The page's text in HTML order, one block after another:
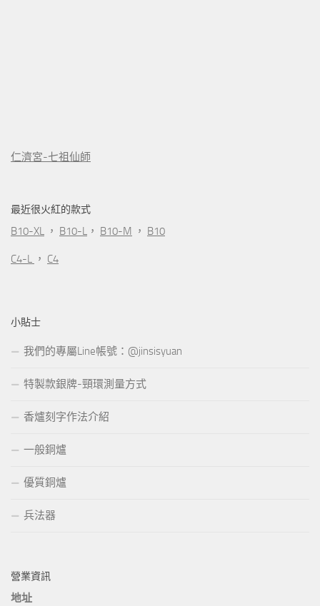
仁濟宮-七祖仙師
最近很火紅的款式
B10-XL ， B10-L ， B10-M ， B10
C4-L ， C4
小貼士
我們的專屬Line帳號：@jinsisyuan
特製款銀牌-頸環測量方式
香爐刻字作法介紹
一般銅爐
優質銅爐
兵法器
營業資訊
地址